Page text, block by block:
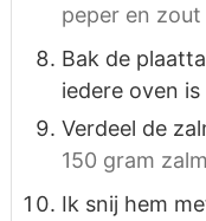
peper en zout
Bak de
iedere oven is
Verdeel de
150 gram
Ik snij hem